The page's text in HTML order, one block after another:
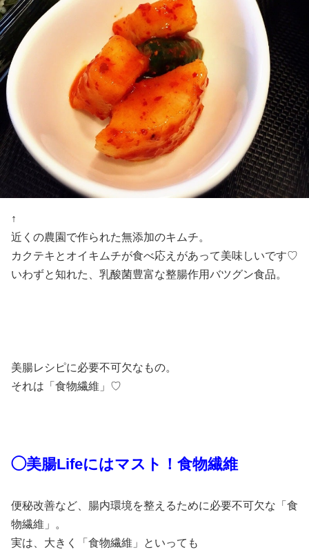
↑
近くの農園で作られた無添加のキムチ。
カクテキとオイキムチが食べ応えがあって美味しいです♡
いわずと知れた、乳酸菌豊富な整腸作用バツグン食品。
美腸レシピに必要不可欠なもの。
それは「食物繊維」♡
◯美腸Lifeにはマスト！食物繊維
便秘改善など、腸内環境を整えるために必要不可欠な「食
物繊維」。
実は、大きく「食物繊維」といっても